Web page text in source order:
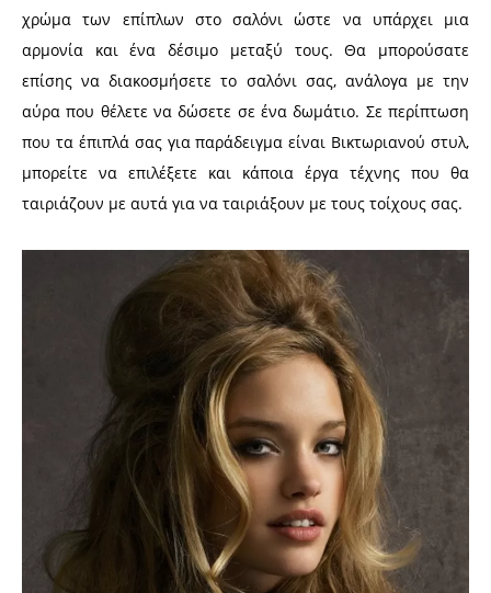
χρώμα των επίπλων στο σαλόνι ώστε να υπάρχει μια
αρμονία και ένα δέσιμο μεταξύ τους. Θα μπορούσατε
επίσης να διακοσμήσετε το σαλόνι σας, ανάλογα με την
αύρα που θέλετε να δώσετε σε ένα δωμάτιο. Σε περίπτωση
που τα έπιπλά σας για παράδειγμα είναι Βικτωριανού στυλ,
μπορείτε να επιλέξετε και κάποια έργα τέχνης που θα
ταιριάζουν με αυτά για να ταιριάξουν με τους τοίχους σας.